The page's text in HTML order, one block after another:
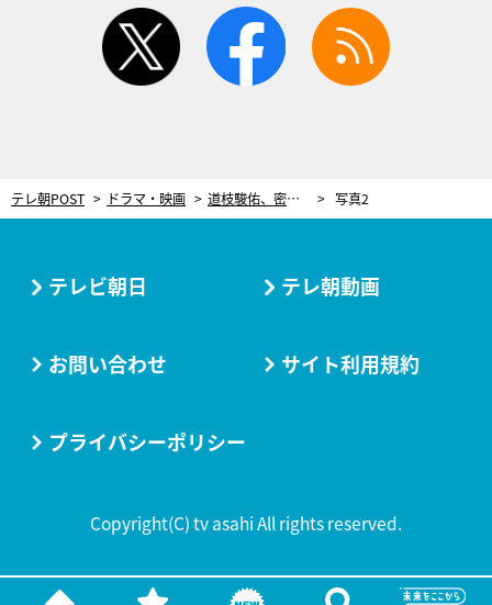
twitter facebook
テレ朝POST ドラマ・映画 道枝駿佑、密着ドキュメンタリー#２が配信スタート！「追い込まれている感じ、燃えます」 写真2
テレビ朝日 テレ朝動画
お問い合わせ サイト利用規約
プライバシーポリシー
Copyright(C) tv asahi All rights reserved.